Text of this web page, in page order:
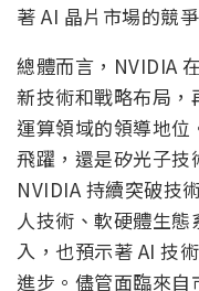
著 AI 晶片市場的競
總體而言，NVIDIA
新技術和戰略布局，
運算領域的領導地
飛躍，還是矽光子技
NVIDIA 持續突破技
人技術、軟硬體生
入，也預示著 AI 技
進步。儘管面臨來